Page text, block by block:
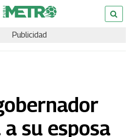
Publicidad
su esposa